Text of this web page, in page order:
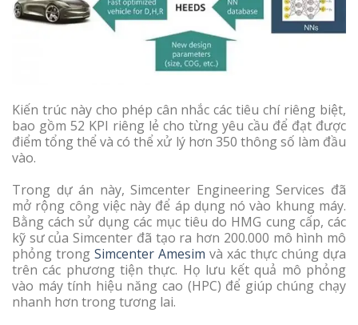
Kiến trúc này cho phép cân nhắc các tiêu chí riêng biệt,
bao gồm 52 KPI riêng lẻ cho từng yêu cầu để đạt được
điểm tổng thể và có thể xử lý hơn 350 thông số làm đầu
vào.
Trong dự án này, Simcenter Engineering Services đã
mở rộng công việc này để áp dụng nó vào khung máy.
Bằng cách sử dụng các mục tiêu do HMG cung cấp, các
kỹ sư của Simcenter đã tạo ra hơn 200.000 mô hình mô
phỏng trong Simcenter Amesim và xác thực chúng dựa
trên các phương tiện thực. Họ lưu kết quả mô phỏng
vào máy tính hiệu năng cao (HPC) để giúp chúng chạy
nhanh hơn trong tương lai.